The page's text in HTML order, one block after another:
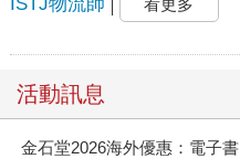
看更多
活動訊息
金石堂2026海外優惠：電子書